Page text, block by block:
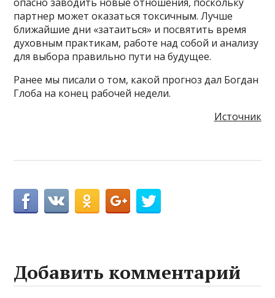
партнер может оказаться токсичным. Лучше
ближайшие дни «затаиться» и посвятить время
духовным практикам, работе над собой и анализу
для выбора правильно пути на будущее.
Ранее мы писали о том, какой прогноз дал Богдан
Глоба на конец рабочей недели.
Источник
Добавить комментарий